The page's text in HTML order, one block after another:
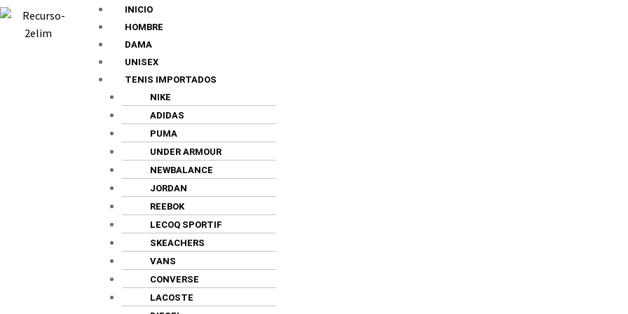
INICIO
HOMBRE
DAMA
UNISEX
TENIS IMPORTADOS
NIKE
ADIDAS
PUMA
UNDER ARMOUR
NEWBALANCE
JORDAN
REEBOK
LECOQ SPORTIF
SKEACHERS
VANS
CONVERSE
LACOSTE